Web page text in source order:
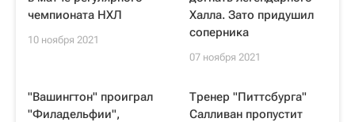
чемпионата НХЛ
10 ноября 2021
Халла. Зато придушил
соперника
07 ноября 2021
"Вашингтон" проиграл
"Филадельфии",
Тренер "Питтсбурга"
Салливан пропустит